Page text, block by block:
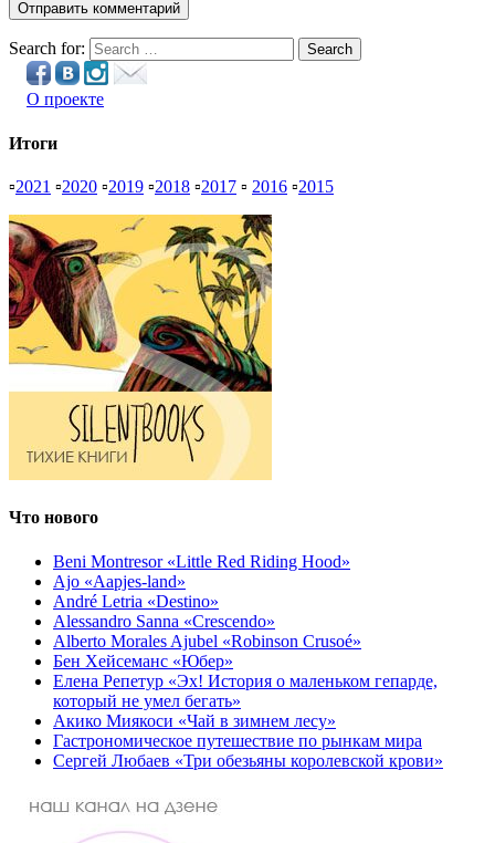
Search for: Search
О проекте
Итоги
▫2021 ▫2020 ▫2019 ▫2018 ▫2017 ▫ 2016 ▫2015
Что нового
Beni Montresor «Little Red Riding Hood»
Ajo «Aapjes-land»
André Letria «Destino»
Alessandro Sanna «Crescendo»
Alberto Morales Ajubel «Robinson Crusoé»
Бен Хейсеманс «Юбер»
Елена Репетур «Эх! История о маленьком гепарде,
который не умел бегать»
Акико Миякоси «Чай в зимнем лесу»
Гастрономическое путешествие по рынкам мира
Сергей Любаев «Три обезьяны королевской крови»